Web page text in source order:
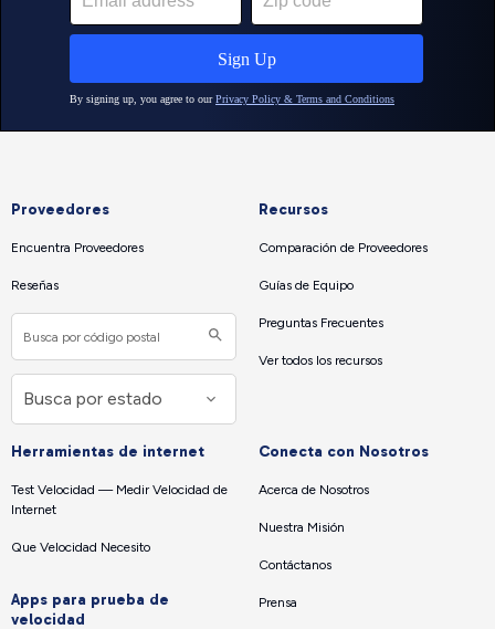
Proveedores
Encuentra Proveedores
Reseñas
Recursos
Comparación de Proveedores
Guías de Equipo
Preguntas Frecuentes
Ver todos los recursos
Herramientas de internet
Test Velocidad — Medir Velocidad de
Internet
Que Velocidad Necesito
Apps para prueba de
velocidad
Conecta con Nosotros
Acerca de Nosotros
Nuestra Misión
Contáctanos
Prensa